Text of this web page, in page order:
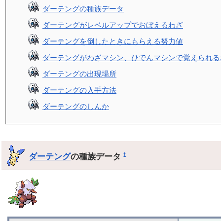
ダーテングの種族データ
ダーテングがレベルアップでおぼえるわざ
ダーテングを倒したときにもらえる努力値
ダーテングがわざマシン、ひでんマシンで覚えられ
ダーテングの出現場所
ダーテングの入手方法
ダーテングのしんか
ダーテングの種族データ†